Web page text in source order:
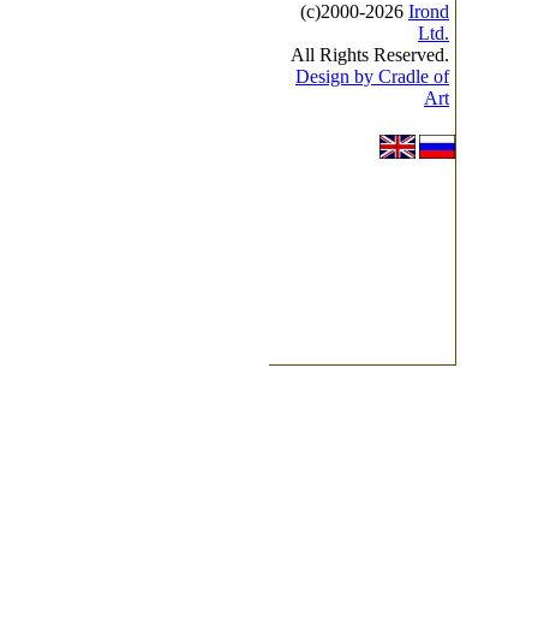
(с)2000-2026 Irond
Ltd.
All Rights Reserved.
Design by Cradle of
Art